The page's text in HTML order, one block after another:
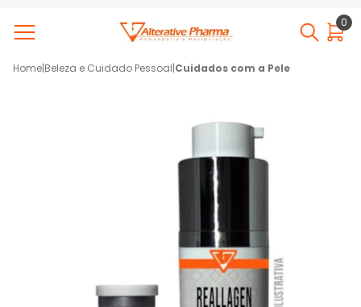
0
Home|Beleza e Cuidado Pessoal|Cuidados com a Pele